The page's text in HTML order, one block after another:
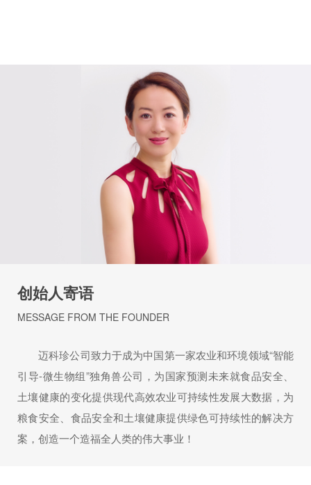
创始人寄语
MESSAGE FROM THE FOUNDER
迈科珍公司致力于成为中国第一家农业和环境领域“智能
引导-微生物组”独角兽公司，为国家预测未来就食品安全、
土壤健康的变化提供现代高效农业可持续性发展大数据，为
粮食安全、食品安全和土壤健康提供绿色可持续性的解决方
案，创造一个造福全人类的伟大事业！